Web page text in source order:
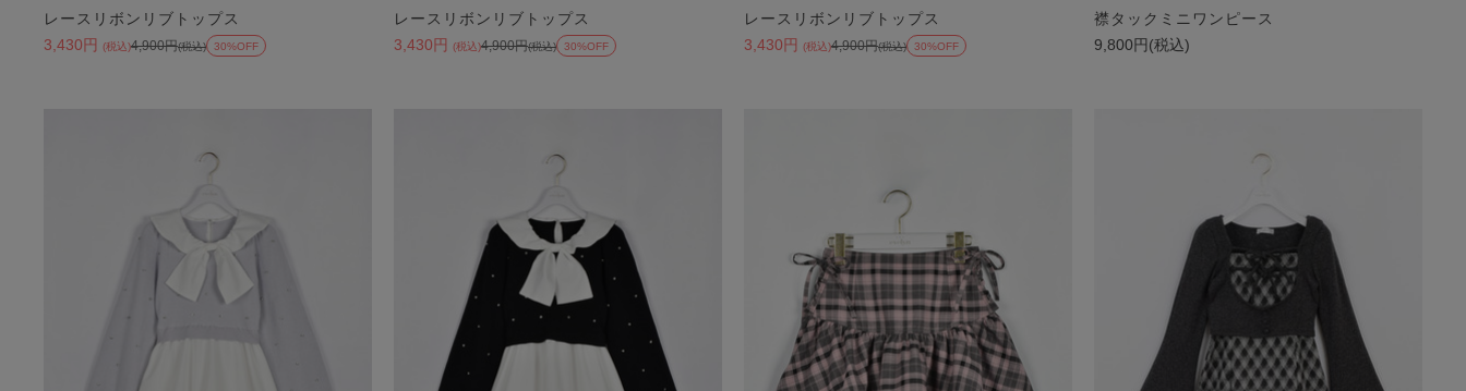
レースリボンリブトップス
3,430円
(税込)4,900円(税込) 30%OFF
レースリボンリブトップス
3,430円
(税込)4,900円(税込) 30%OFF
レースリボンリブトップス
3,430円
(税込)4,900円(税込) 30%OFF
襟タックミニワンピース
9,800円(税込)